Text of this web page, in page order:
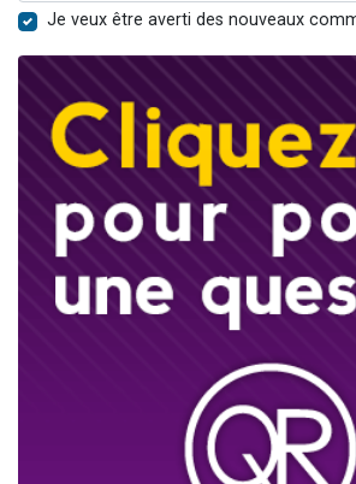
Je veux être averti des nouveaux